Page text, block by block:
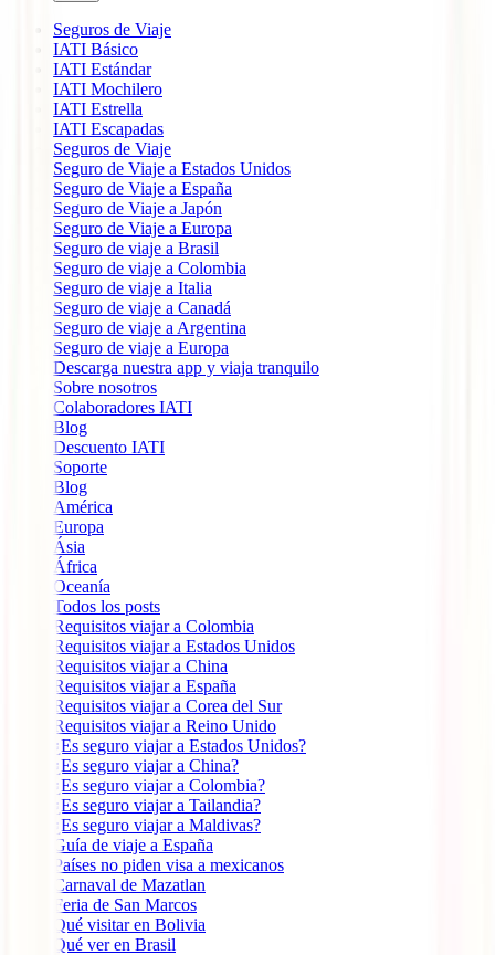
Seguros de Viaje
IATI Básico
IATI Estándar
IATI Mochilero
IATI Estrella
IATI Escapadas
Seguros de Viaje
Seguro de Viaje a Estados Unidos
Seguro de Viaje a España
Seguro de Viaje a Japón
Seguro de Viaje a Europa
Seguro de viaje a Brasil
Seguro de viaje a Colombia
Seguro de viaje a Italia
Seguro de viaje a Canadá
Seguro de viaje a Argentina
Seguro de viaje a Europa
Descarga nuestra app y viaja tranquilo
Sobre nosotros
Colaboradores IATI
Blog
Descuento IATI
Soporte
Blog
América
Europa
Ásia
África
Oceanía
Todos los posts
Requisitos viajar a Colombia
Requisitos viajar a Estados Unidos
Requisitos viajar a China
Requisitos viajar a España
Requisitos viajar a Corea del Sur
Requisitos viajar a Reino Unido
¿Es seguro viajar a Estados Unidos?
¿Es seguro viajar a China?
¿Es seguro viajar a Colombia?
¿Es seguro viajar a Tailandia?
¿Es seguro viajar a Maldivas?
Guía de viaje a España
Países no piden visa a mexicanos
Carnaval de Mazatlan
Feria de San Marcos
Qué visitar en Bolivia
Qué ver en Brasil